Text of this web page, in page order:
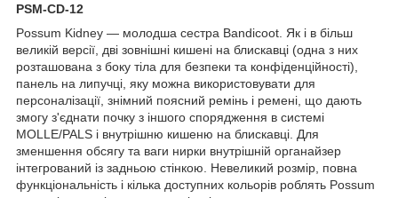
PSM-CD-12
Possum Kidney — молодша сестра Bandicoot. Як і в більш
великій версії, дві зовнішні кишені на блискавці (одна з них
розташована з боку тіла для безпеки та конфіденційності),
панель на липучці, яку можна використовувати для
персоналізації, знімний поясний ремінь і ремені, що дають
змогу з'єднати почку з іншого спорядження в системі
MOLLE/PALS і внутрішню кишеню на блискавці. Для
зменшення обсягу та ваги нирки внутрішній органайзер
інтегрований із задньою стінкою. Невеликий розмір, повна
функціональність і кілька доступних кольорів роблять Possum